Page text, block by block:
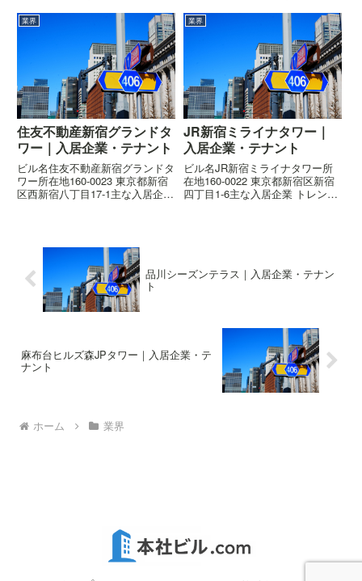
ャピタル株式会社 株式会社パソ
ナグループ 日本信号株式会社概
要ビルの概要はこちら高さ
197.6m階数地上38...
概要はこちら高さ120.818m階数
地上20階、地下4階、塔屋1階着
工2001年7月竣工2004年1月設計
業界
住友不動産新宿グランドタ
ワー｜入居企業・テナント
ビル名住友不動産新宿グランドタ
ワー所在地160-0023 東京都新宿
区西新宿八丁目17-1主な入居企業
年11月竣工2011年10月設計日建
業界
JR新宿ミライナタワー｜
入居企業・テナント
ビル名JR新宿ミライナタワー所
在地160-0022 東京都新宿区新宿
四丁目1-6主な入居企業 トレンド
品川シーズンテラス｜入居企業・テナン
ト
麻布台ヒルズ森JPタワー｜入居企業・テ
ナント
ホーム 業界